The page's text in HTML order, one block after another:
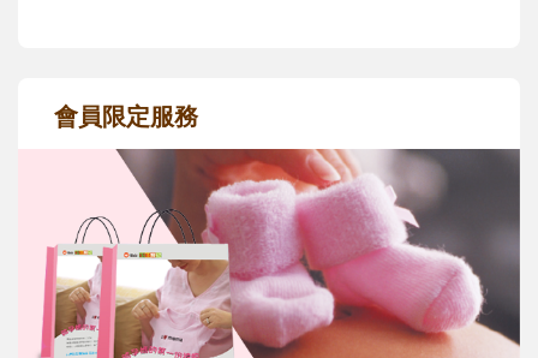
會員限定服務